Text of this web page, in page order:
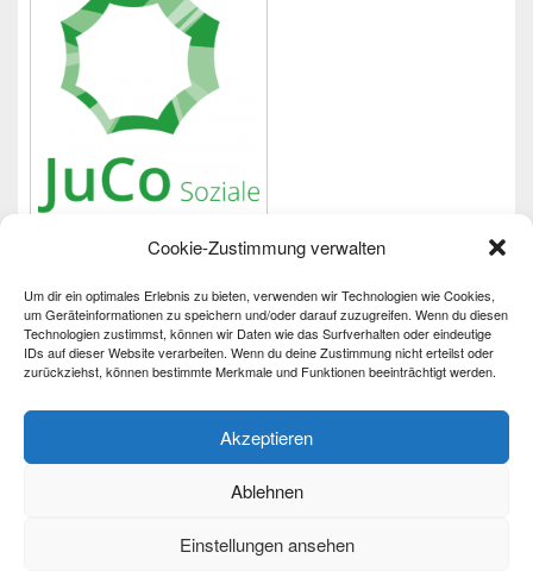
Cookie-Zustimmung verwalten
Um dir ein optimales Erlebnis zu bieten, verwenden wir Technologien wie Cookies,
um Geräteinformationen zu speichern und/oder darauf zuzugreifen. Wenn du diesen
Technologien zustimmst, können wir Daten wie das Surfverhalten oder eindeutige
IDs auf dieser Website verarbeiten. Wenn du deine Zustimmung nicht erteilst oder
zurückziehst, können bestimmte Merkmale und Funktionen beeinträchtigt werden.
Akzeptieren
Ablehnen
Einstellungen ansehen
Wichtiges
Impressum
Barrierefreiheit
Partnerschaft für Demokratie. Alle Rechte vorbehalten.